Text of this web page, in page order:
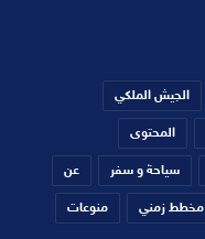
الجيش الملكي
المحتوى
سياحة و سفر عن
مخطط زمني منوعات